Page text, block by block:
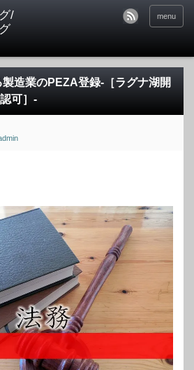
/
menu
造業のPEZA登録-［ラグナ湖開
可］-